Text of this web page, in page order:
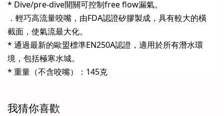
* Dive/pre-dive開關可控制free flow漏氣。
．輕巧高流量咬嘴，由FDA認證矽膠製成，具有較大的橫
截面，使氣流最大化。
* 通過最新的歐盟標準EN250A認證，適用於所有潛水環
境，包括極寒水城。
* 重量（不含咬嘴）：145克
我猜你喜歡